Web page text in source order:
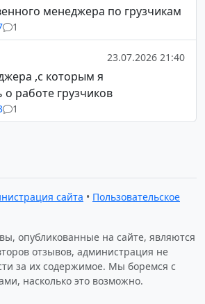
менеджера по грузчикам
1
23.07.2026 21:40
,с которым я
о работе грузчиков
1
сайта • Пользовательское
опубликованные на сайте, являются
отзывов, администрация не
за их содержимое. Мы боремся с
насколько это возможно.